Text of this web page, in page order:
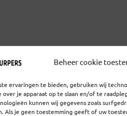
Beheer cookie
ervaringen te bieden, gebruiken wij
over je apparaat op te slaan en/of te
kunnen wij gegevens zoals
Als je geen toestemming geeft of uw